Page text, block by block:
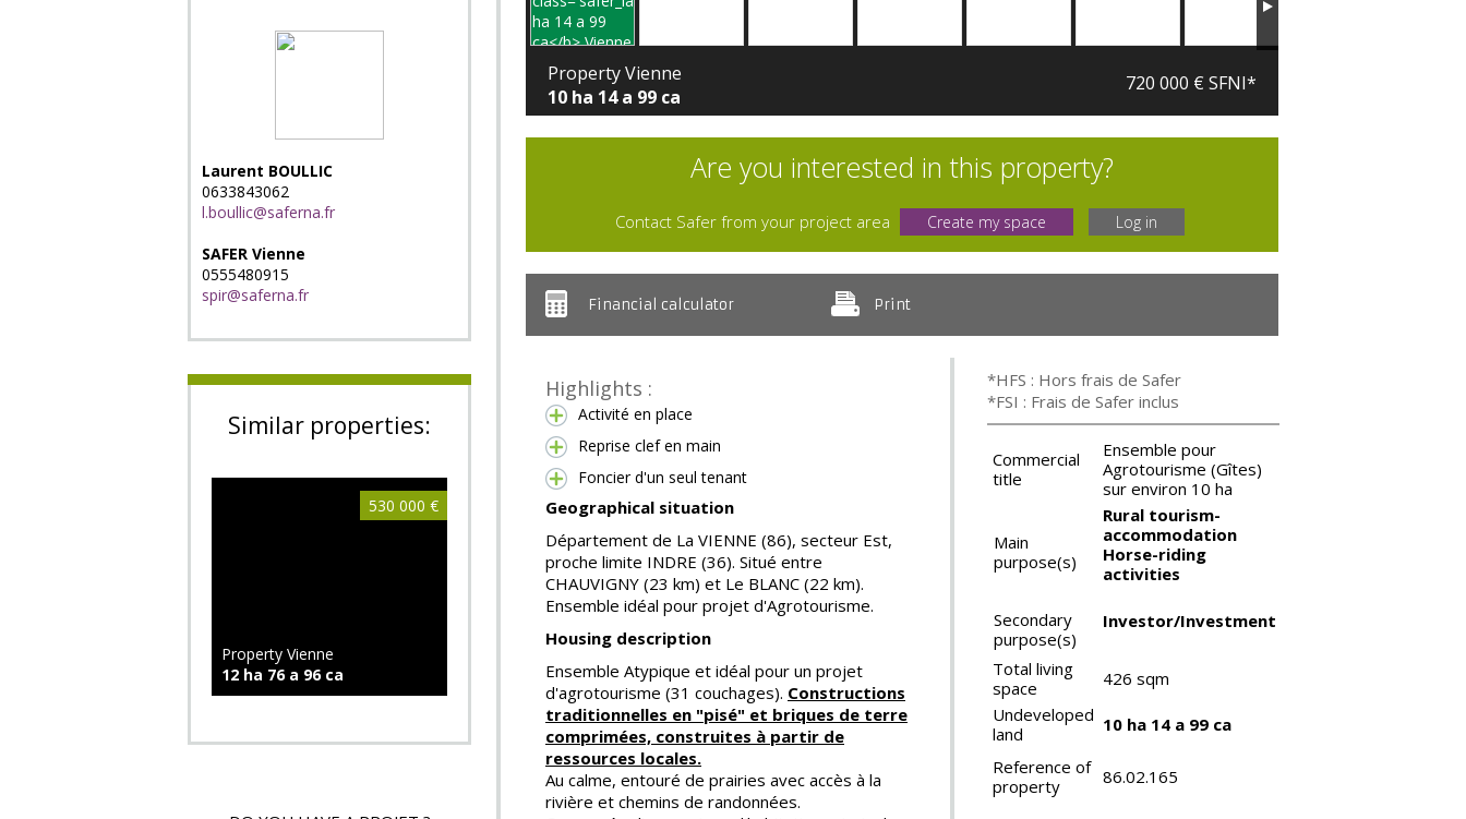
Laurent BOULLIC
0633843062
l.boullic@saferna.fr
SAFER Vienne
0555480915
spir@saferna.fr
Similar properties:
530 000 €
Property Vienne
12 ha 76 a 96 ca
Property Vienne
10 ha 14 a 99 ca
720 000 € SFNI*
Are you interested in this property?
Contact Safer from your project area Create my space Log in
Financial calculator Print
Highlights :
Activité en place
Reprise clef en main
Foncier d'un seul tenant
Geographical situation
Département de La VIENNE (86), secteur Est,
proche limite INDRE (36). Situé entre
CHAUVIGNY (23 km) et Le BLANC (22 km).
Ensemble idéal pour projet d'Agrotourisme.
Housing description
Ensemble Atypique et idéal pour un projet
d'agrotourisme (31 couchages). Constructions
traditionnelles en "pisé" et briques de terre
comprimées, construites à partir de
ressources locales.
Au calme, entouré de prairies avec accès à la
rivière et chemins de randonnées.
*HFS : Hors frais de Safer
*FSI : Frais de Safer inclus
Commercial
title
Ensemble pour
Agrotourisme (Gîtes)
sur environ 10 ha
Main
purpose(s)
Rural tourism-
accommodation
Horse-riding
activities
Secondary
purpose(s)
Investor/Investment
Total living
space
426 sqm
Undeveloped
land
10 ha 14 a 99 ca
Reference of
property
86.02.165